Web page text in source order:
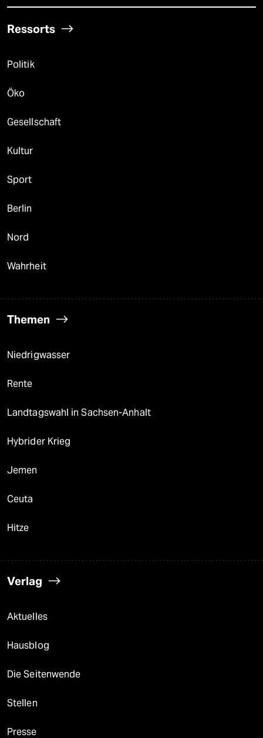
Ressorts
Politik
Öko
Gesellschaft
Kultur
Sport
Berlin
Nord
Wahrheit
Themen
Niedrigwasser
Rente
Landtagswahl in Sachsen-Anhalt
Hybrider Krieg
Jemen
Ceuta
Hitze
Verlag
Aktuelles
Hausblog
Die Seitenwende
Stellen
Presse